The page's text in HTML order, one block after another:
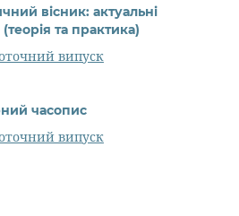
вісник: актуальні
та практика)
випуск
часопис
випуск